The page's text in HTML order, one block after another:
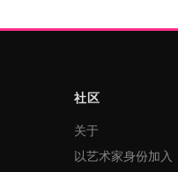
社区
关于
以艺术家身份加入